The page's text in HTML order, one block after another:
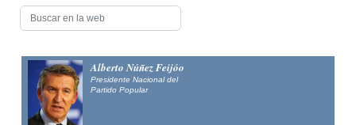
Alberto Núñez Feijóo
Presidente Nacional del
Partido Popular